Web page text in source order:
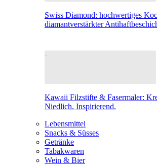
Swiss Diamond: hochwertiges
diamantverstärkter
Kawaii Filzstifte & Fasermaler:
Niedlich. Inspirierend.
Lebensmittel
Snacks & Süsses
Getränke
Tabakwaren
Wein & Bier